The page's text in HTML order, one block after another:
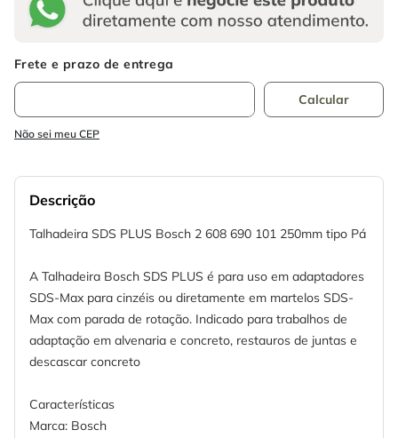
Não sei meu CEP
Descrição
Talhadeira SDS PLUS Bosch 2 608 690 101 250mm tipo Pá
A Talhadeira Bosch SDS PLUS é para uso em adaptadores
SDS-Max para cinzéis ou diretamente em martelos SDS-
Max com parada de rotação. Indicado para trabalhos de
adaptação em alvenaria e concreto, restauros de juntas e
descascar concreto
Características
Marca: Bosch
alicate